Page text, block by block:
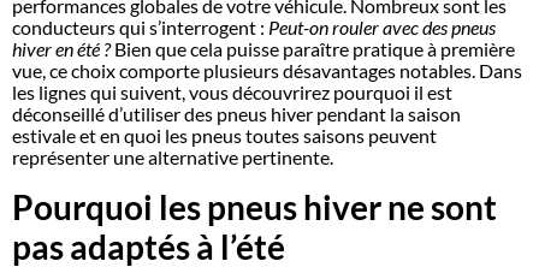
performances globales de votre véhicule. Nombreux sont les
conducteurs qui s’interrogent : Peut-on rouler avec des pneus
hiver en été ?Bien que cela puisse paraître pratique à première
vue, ce choix comporte plusieurs désavantages notables. Dans
les lignes qui suivent, vous découvrirez pourquoi il est
déconseillé d’utiliser des pneus hiver pendant la saison
estivale et en quoi les pneus toutes saisons peuvent
représenter une alternative pertinente.
Pourquoi les pneus hiver ne sont
pas adaptés à l’été